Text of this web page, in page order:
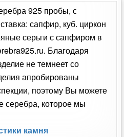
925 пробы, с
сапфир, куб. циркон
серьги с сапфиром в
Благодаря
не темнеет со
апробированы
поэтому Вы можете
серебра, которое мы
камня